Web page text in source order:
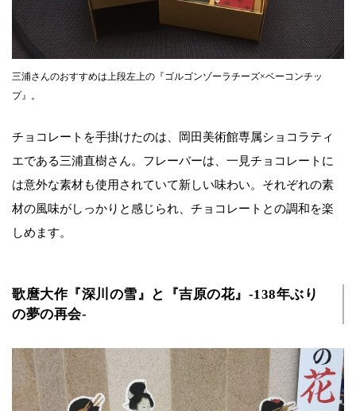
三浦さんのおすすめは上段左上の『ゴルゴンゾーラチーズ×ベーコンチッ
プ』。
チョコレートを手掛けたのは、岡田美術館専属ショコラティ
エである三浦直樹さん。フレーバーは、一見チョコレートに
は意外な素材も使用されていて新しい味わい。それぞれの素
材の風味がしっかりと感じられ、チョコレートとの調和を楽
しめます。
歌麿大作『深川の雪』と『吉原の花』-138年ぶり
の夢の再会-